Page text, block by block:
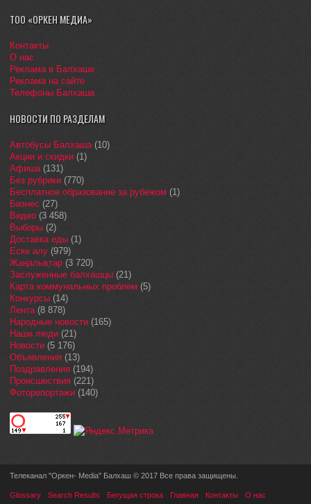
ТОО «ОРКЕН МЕДИА»
Контакты
О нас
Реклама в Балхаше
Реклама на сайте
Телефоны Балхаша
НОВОСТИ ПО РАЗДЕЛАМ
Автобусы Балхаша(10)
Акции и скидки (1)
Афиша(131)
Без рубрики (770)
Бесплатное образование за рубежом (1)
Бизнес (27)
Видео (3 458)
Выборы (2)
Доставка еды (1)
Еске алу (979)
Жаңалықтар (3 720)
Заслуженные балхашцы (21)
Карта коммунальных проблем (5)
Конкурсы (14)
Лента(8 878)
Народные новости (165)
Наши люди (21)
Новости (5 176)
Объявления (13)
Поздравления (194)
Происшествия (221)
Фоторепортажи (140)
Телеканал "Оркен- Media" Балхаш © 2017 Все права защищены.
Glossary Search Results Бегущая строка Главная Контакты
О нас